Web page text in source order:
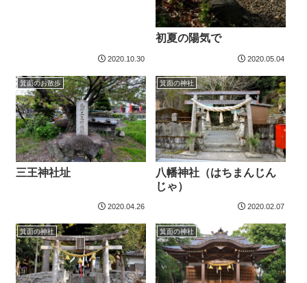
2020.10.30
初夏の陽気で
2020.05.04
箕面のお散歩
三王神社址
2020.04.26
箕面の神社
八幡神社（はちまんじん
じゃ）
2020.02.07
箕面の神社 箕面の神社